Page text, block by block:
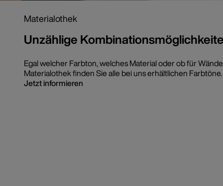
Materialothek
Unzählige
Egal welcher Farbton, welches Material oder ob für
Materialothek finden Sie alle bei uns erhältlichen
Jetzt informieren